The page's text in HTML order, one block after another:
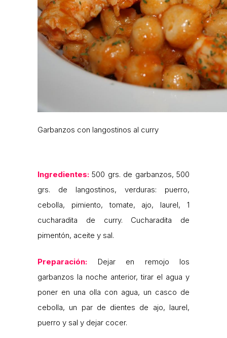
Garbanzos con langostinos al curry
Ingredientes: 500 grs. de garbanzos, 500
grs. de langostinos, verduras: puerro,
cebolla, pimiento, tomate, ajo, laurel, 1
cucharadita de curry. Cucharadita de
pimentón, aceite y sal.
Preparación: Dejar en remojo los
garbanzos la noche anterior, tirar el agua y
poner en una olla con agua, un casco de
cebolla, un par de dientes de ajo, laurel,
puerro y sal y dejar cocer.